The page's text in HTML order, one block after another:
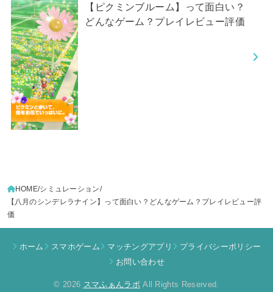
【ピクミンブルーム】って面白い？
どんなゲーム？プレイレビュー評価
HOME シミュレーション
【八月のシンデレラナイン】って面白い？どんなゲーム？プレイレビュー評
価
ホーム スマホゲーム マッチングアプリ
プライバシーポリシー
お問い合わせ
© 2026 スマふぁんラボ All Rights Reserved.